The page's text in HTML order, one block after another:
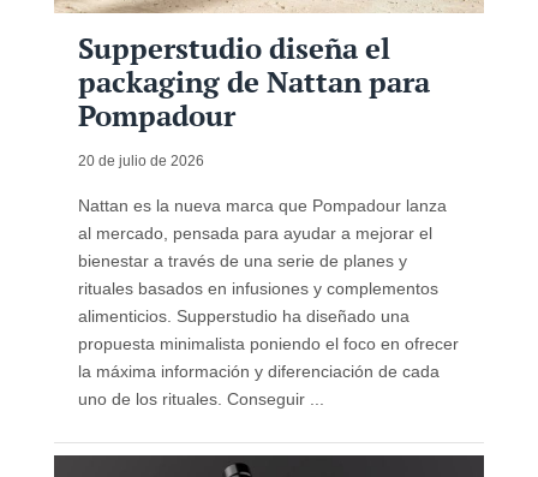
Supperstudio diseña el
packaging de Nattan para
Pompadour
20 de julio de 2026
Nattan es la nueva marca que Pompadour lanza
al mercado, pensada para ayudar a mejorar el
bienestar a través de una serie de planes y
rituales basados en infusiones y complementos
alimenticios. Supperstudio ha diseñado una
propuesta minimalista poniendo el foco en ofrecer
la máxima información y diferenciación de cada
uno de los rituales. Conseguir ...